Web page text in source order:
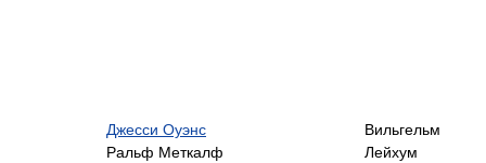
Джесси Оуэнс
Ральф Меткалф
Вильгельм
Лейхум